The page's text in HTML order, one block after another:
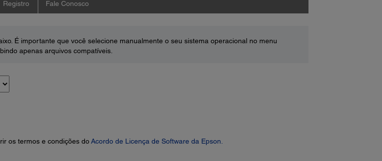
Registro Fale Conosco
É importante que você selecione manualmente o seu sistema operacional no menu
apenas arquivos compatíveis.
os termos e condições doAcordo de Licença de Software da Epson.